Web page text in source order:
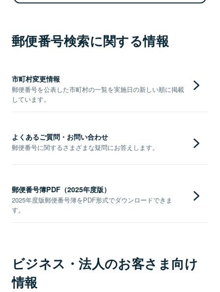
郵便番号検索に関する情報
市町村変更情報
郵便番号を公表した市町村の一覧を実施日の新しい順に掲載
しています。
よくあるご質問・お問い合わせ
郵便番号に関するさまざまな疑問にお答えします。
郵便番号簿PDF（2025年度版）
2025年度版郵便番号簿をPDF形式でダウンロードできま
す。
ビジネス・法人のお客さま向け
情報